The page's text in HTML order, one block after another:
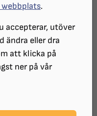
webbplats.
accepterar, utöver
ändra eller dra
att klicka på
ner på vår
2024,
bussresa
del